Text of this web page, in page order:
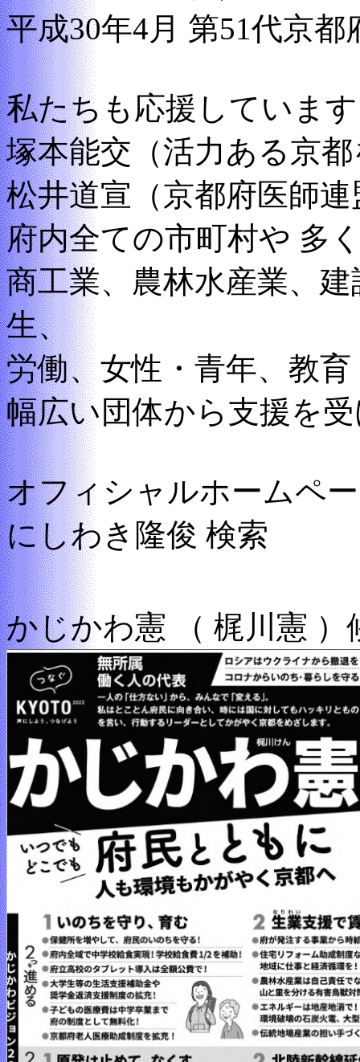
平成30年4月 第51代京都
私たちも応援しています
塚本能交（活力ある京
松井道宣（京都府医師
府内全ての市町村や 多
商工業、農林水産業、
生、
労働、女性・青年、教
幅広い団体から支援を
オフィシャルホームペ
にしわき隆俊 検索
かじかわ憲 （ 梶川憲 ）